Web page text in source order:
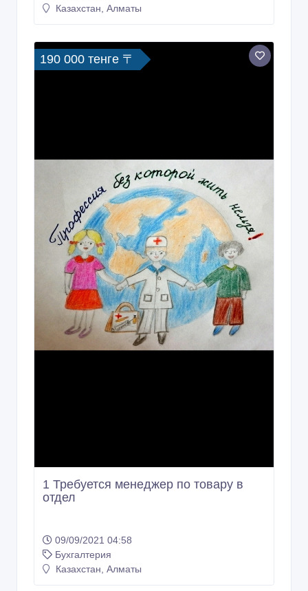
Казахстан, Алматы
190 000 тенге 〒
1 Требуется менеджер по товару в
отдел
09/09/2021 04:58
Бухгалтерия
Казахстан, Алматы